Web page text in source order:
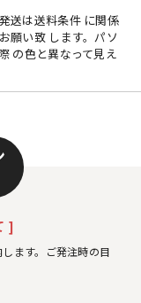
送は送料条件 に関係
願い致 します。パソ
の色と異なって見え
]
ます。ご発注時の目